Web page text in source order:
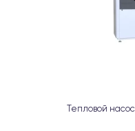
Тепловой насос